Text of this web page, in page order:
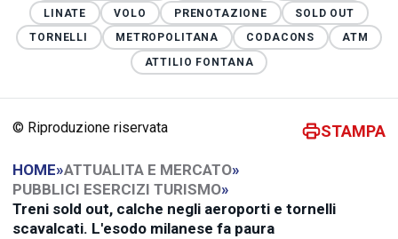
LINATE
VOLO PRENOTAZIONE
SOLD OUT
TORNELLI
METROPOLITANA CODACONS
ATM
ATTILIO FONTANA
© Riproduzione riservata STAMPA
HOME»ATTUALITA E MERCATO»
PUBBLICI ESERCIZI TURISMO»
Treni sold out, calche negli aeroporti e tornelli
scavalcati. L'esodo milanese fa paura